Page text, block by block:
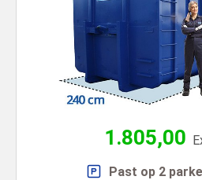
1.805,00
Past op 2